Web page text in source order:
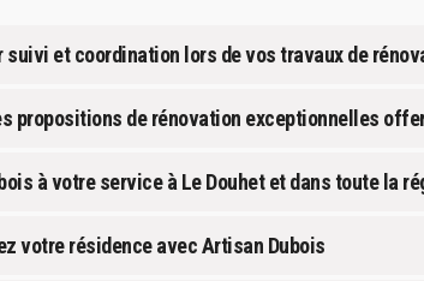
suivi et coordination lors de vos travaux de
propositions de rénovation exceptionnelles
à votre service à Le Douhet et dans toute la
votre résidence avec Artisan Dubois